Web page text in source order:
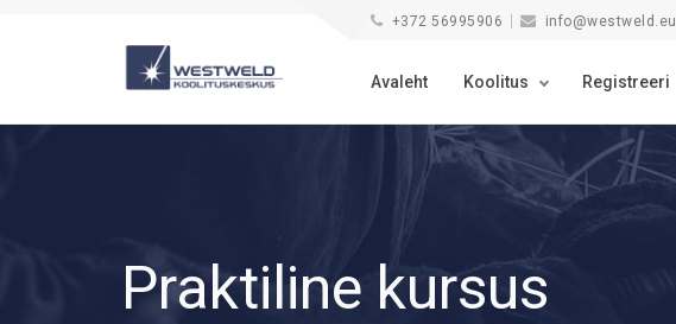
+372 56995906 info@westweld.eu
Avaleht Koolitus Registreeri
Praktiline kursus